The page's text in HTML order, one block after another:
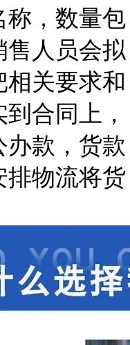
称，数量包
售人员会拟
关要求和
合同上，
办款，货款
排物流将货